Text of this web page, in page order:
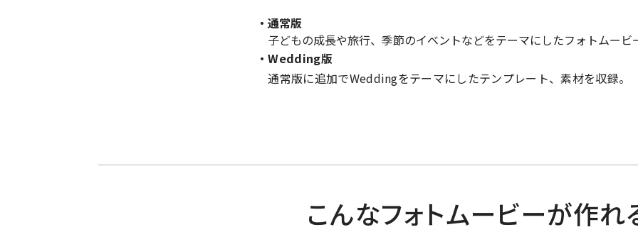
・通常版
子どもの成長や旅行、季節のイベントなどをテーマにしたフォトムービ
・Wedding版
通常版に追加でWeddingをテーマにしたテンプレート、素材を収録。
こんなフォトムービーが作れ